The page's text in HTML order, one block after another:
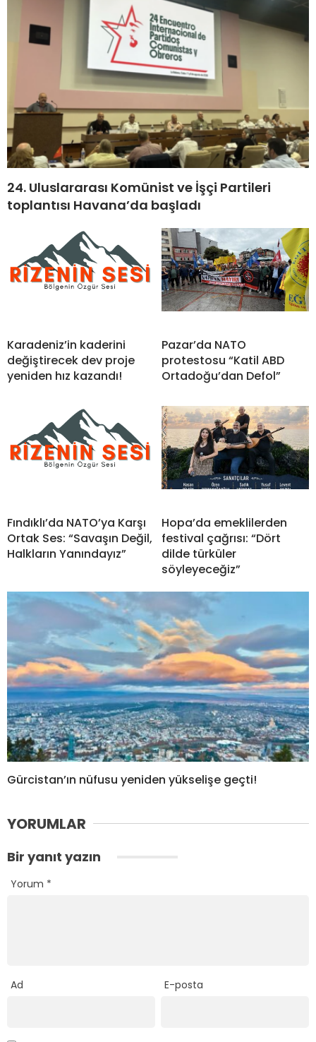
24. Uluslararası Komünist ve İşçi Partileri
toplantısı Havana’da başladı
Karadeniz’in kaderini
değiştirecek dev proje
yeniden hız kazandı!
Pazar’da NATO
protestosu “Katil ABD
Ortadoğu’dan Defol”
Fındıklı’da NATO’ya Karşı
Ortak Ses: “Savaşın Değil,
Halkların Yanındayız”
Hopa’da emeklilerden
festival çağrısı: “Dört
dilde türküler
söyleyeceğiz”
Gürcistan’ın nüfusu yeniden yükselişe geçti!
YORUMLAR
Bir yanıt yazın
Yorum *
Ad E-posta